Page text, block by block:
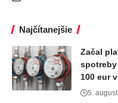
Najčítanejšie
Začal
100 eur
5.